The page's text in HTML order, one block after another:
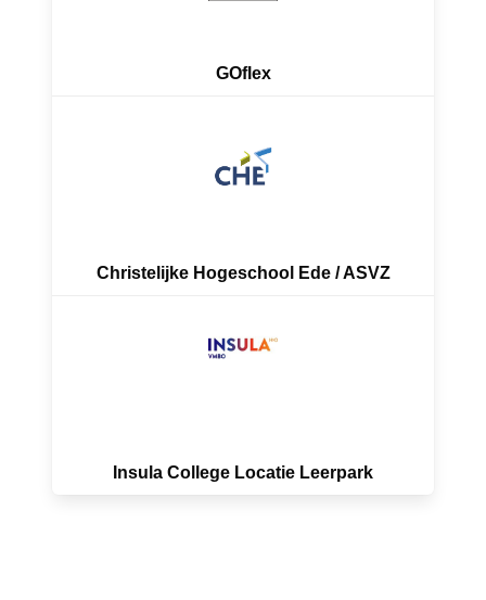
GOflex
Christelijke Hogeschool Ede / ASVZ
Insula College Locatie Leerpark